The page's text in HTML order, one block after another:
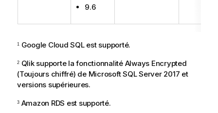
9.6
1Google Cloud SQL est supporté.
2 Qliksupporte la fonctionnalité Always Encrypted
(Toujours chiffré) de Microsoft SQL Server 2017 et
versions supérieures.
3Amazon RDS est supporté.